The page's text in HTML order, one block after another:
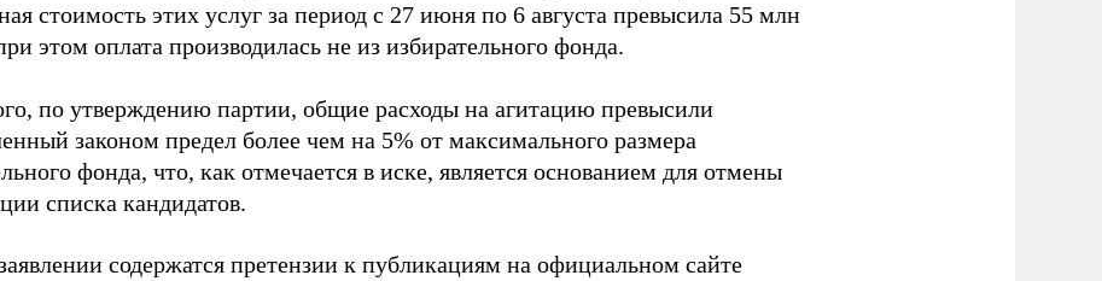
стоимость этих услуг за период с 27 июня по 6 августа превысила 55 млн
этом оплата производилась не из избирательного фонда.
по утверждению партии, общие расходы на агитацию превысили
законом предел более чем на 5% от максимального размера
фонда, что, как отмечается в иске, является основанием для отмены
списка кандидатов.
содержатся претензии к публикациям на официальном сайте